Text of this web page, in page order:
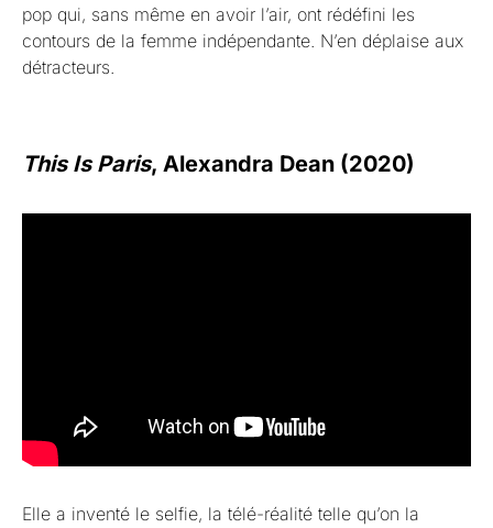
pop qui, sans même en avoir l’air, ont rédéfini les
contours de la femme indépendante. N’en déplaise aux
détracteurs.
This Is Paris, Alexandra Dean (2020)
Elle a inventé le selfie, la télé-réalité telle qu’on la